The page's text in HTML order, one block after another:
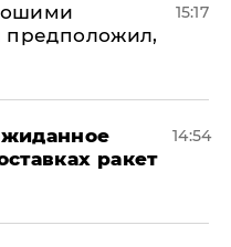
предположил,
15:17
ракет
14:54